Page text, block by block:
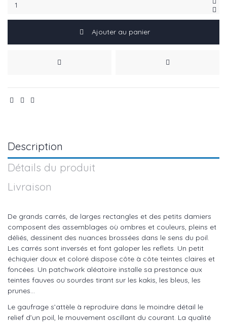
Ajouter au panier
Description
Détails du produit
Livraison
De grands carrés, de larges rectangles et des petits damiers
composent des assemblages où ombres et couleurs, pleins et
déliés, dessinent des nuances brossées dans le sens du poil.
Les carrés sont inversés et font galoper les reflets. Un petit
échiquier doux et coloré dispose côte à côte teintes claires et
foncées. Un patchwork aléatoire installe sa prestance aux
teintes fauves ou sourdes tirant sur les kakis, les bleus, les
prunes…
Le gaufrage s’attèle à reproduire dans le moindre détail le
relief d’un poil, le mouvement oscillant du courant. La qualité